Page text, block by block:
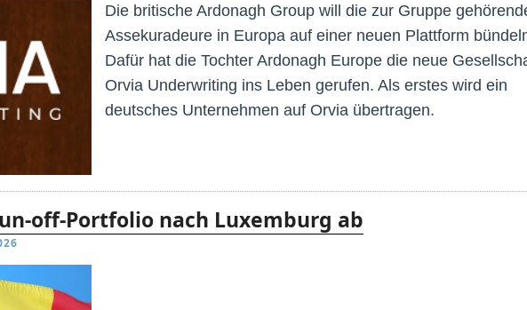
Die britische Ardonagh Group will die zur Gruppe
Assekuradeure in Europa auf einer neuen Plattform
Dafür hat die Tochter Ardonagh Europe die neue
Orvia Underwriting ins Leben gerufen. Als erstes wird ein
deutsches Unternehmen auf Orvia übertragen.
off-Portfolio nach Luxemburg ab